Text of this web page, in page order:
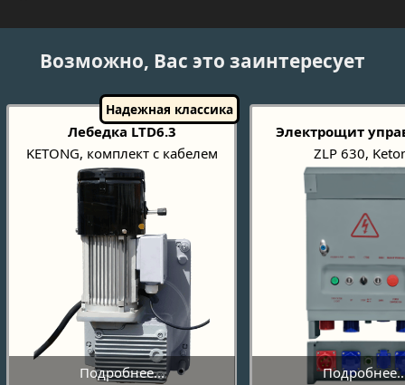
Возможно, Вас это заинтересует
Лебедка LTD6.3
KETONG, комплект с кабелем
Электрощит
ZLP 630,